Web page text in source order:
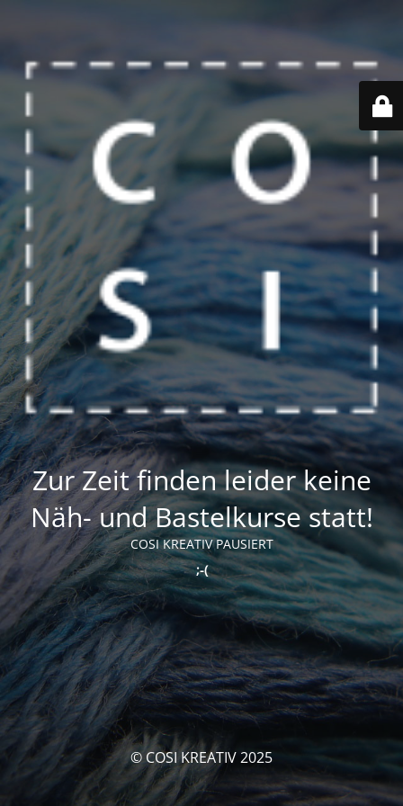
Zur Zeit finden leider keine
Näh- und Bastelkurse statt!
COSI KREATIV PAUSIERT
;-(
© COSI KREATIV 2025